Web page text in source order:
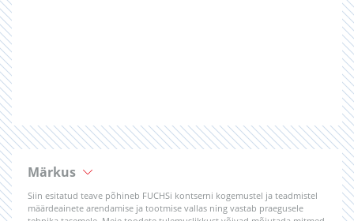
Märkus
Siin esitatud teave põhineb FUCHSi kontserni kogemustel ja teadmistel
määrdeainete arendamise ja tootmise vallas ning vastab praegusele